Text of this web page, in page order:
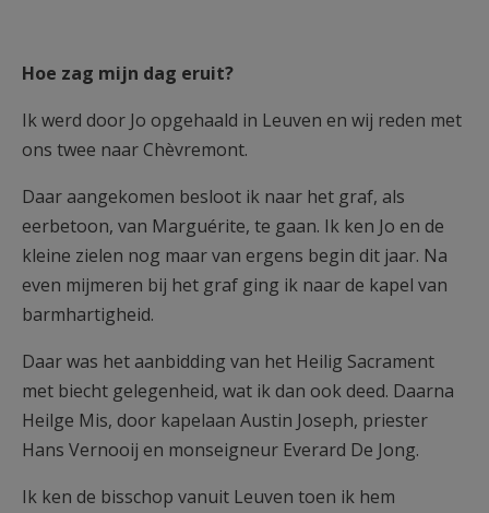
Hoe zag mijn dag eruit?
Ik werd door Jo opgehaald in Leuven en wij reden met
ons twee naar Chèvremont.
Daar aangekomen besloot ik naar het graf, als
eerbetoon, van Marguérite, te gaan. Ik ken Jo en de
kleine zielen nog maar van ergens begin dit jaar. Na
even mijmeren bij het graf ging ik naar de kapel van
barmhartigheid.
Daar was het aanbidding van het Heilig Sacrament
met biecht gelegenheid, wat ik dan ook deed. Daarna
Heilge Mis, door kapelaan Austin Joseph, priester
Hans Vernooij en monseigneur Everard De Jong.
Ik ken de bisschop vanuit Leuven toen ik hem